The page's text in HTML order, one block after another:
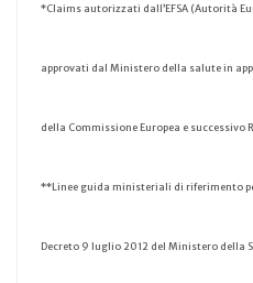
*Claims autorizzati dall’EFSA (Autorità
approvati dal Ministero della salute in
della Commissione Europea e successivo
**Linee guida ministeriali di riferimento
Decreto 9 luglio 2012 del Ministero della